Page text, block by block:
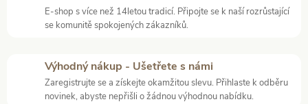
E-shop s více než 14letou tradicí. Připojte se k naší rozrůstající
se komunitě spokojených zákazníků.
Výhodný nákup - Ušetřete s námi
Zaregistrujte se a získejte okamžitou slevu. Přihlaste k odběru
novinek, abyste nepřišli o žádnou výhodnou nabídku.